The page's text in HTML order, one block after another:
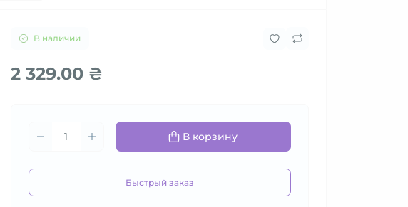
В наличии
2 329.00 ₴
В корзину
Быстрый заказ